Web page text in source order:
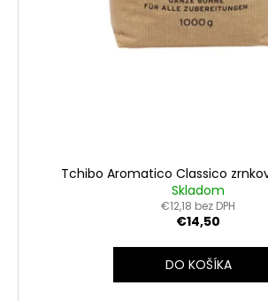
Tchibo Aromatico Classico
Skladom
€12,18 bez DPH
€14,50
DO KOŠÍKA